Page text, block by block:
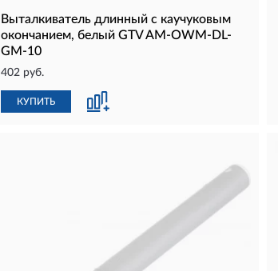
Выталкиватель длинный с каучуковым
окончанием, белый GTV AM-OWM-DL-
GM-10
402 руб.
КУПИТЬ